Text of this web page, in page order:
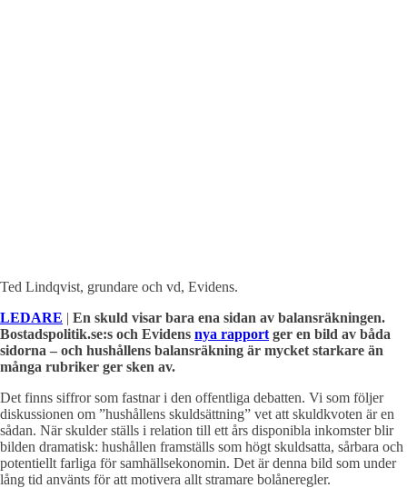
Ted Lindqvist, grundare och vd, Evidens.
LEDARE | En skuld visar bara ena sidan av balansräkningen.
Bostadspolitik.se:s och Evidens nya rapport ger en bild av båda
sidorna – och hushållens balansräkning är mycket starkare än
många rubriker ger sken av.
Det finns siffror som fastnar i den offentliga debatten. Vi som följer
diskussionen om ”hushållens skuldsättning” vet att skuldkvoten är en
sådan. När skulder ställs i relation till ett års disponibla inkomster blir
bilden dramatisk: hushållen framställs som högt skuldsatta, sårbara och
potentiellt farliga för samhällsekonomin. Det är denna bild som under
lång tid använts för att motivera allt stramare bolåneregler.